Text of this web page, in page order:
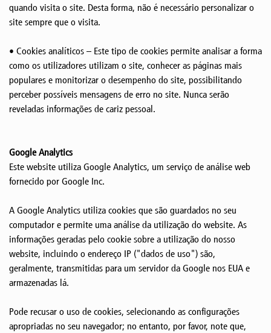
quando visita o site. Desta forma, não é necessário personalizar o
site sempre que o visita.
• Cookies analíticos – Este tipo de cookies permite analisar a forma
como os utilizadores utilizam o site, conhecer as páginas mais
populares e monitorizar o desempenho do site, possibilitando
perceber possíveis mensagens de erro no site. Nunca serão
reveladas informações de cariz pessoal.
Google Analytics
Este website utiliza Google Analytics, um serviço de análise web
fornecido por Google Inc.
A Google Analytics utiliza cookies que são guardados no seu
computador e permite uma análise da utilização do website. As
informações geradas pelo cookie sobre a utilização do nosso
website, incluindo o endereço IP ("dados de uso") são,
geralmente, transmitidas para um servidor da Google nos EUA e
armazenadas lá.
Pode recusar o uso de cookies, selecionando as configurações
apropriadas no seu navegador; no entanto, por favor, note que,